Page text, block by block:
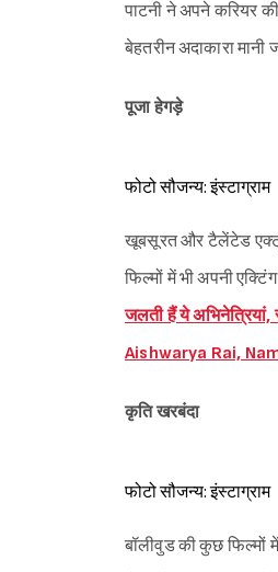
पाटनी ने अपने करियर
बेहतरीन अदाकारा मानी
पूजा हेगड़े
फोटो सौजन्य: इंस्टाग्राम
खूबसूरत और टैलेंटेड
फिल्मों में भी अपनी
जलती हैं ये
Aishwarya Rai,
कृति खरबंदा
फोटो सौजन्य: इंस्टाग्राम
बॉलीवुड की कुछ फिल्मों